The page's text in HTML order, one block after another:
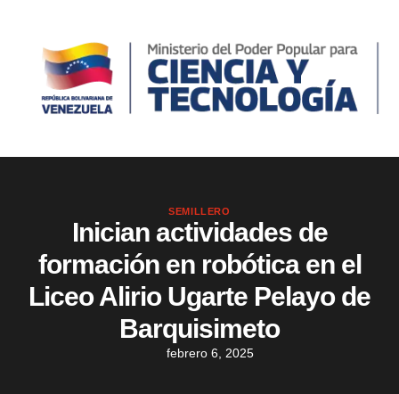
SEMILLERO
Inician actividades de
formación en robótica en el
Liceo Alirio Ugarte Pelayo de
Barquisimeto
febrero 6, 2025